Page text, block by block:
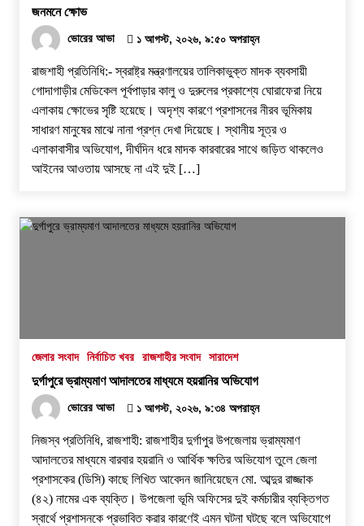
জনমনে ক্ষোভ
ভোরের আভা ১ আগস্ট, ২০২৬, ৯:৫০ অপরাহ্ন
রাজশাহী প্রতিনিধি:- স্বরাষ্ট্র মন্ত্রণালয়ের তালিকাভুক্ত মাদক ব্যবসায়ী
গোদাগাড়ীর মেডিকেল পূর্বপাড়ার কালু ও দুরুলের প্রকাশ্যে ঘোরাফেরা নিয়ে
এলাকায় ক্ষোভের সৃষ্টি হয়েছে। অদৃশ্য কারণে প্রশাসনের নীরব ভূমিকায়
সাধারণ মানুষের মাঝে নানা প্রশ্ন দেখা দিয়েছে। স্থানীয় সূত্র ও
এলাকাবাসীর অভিযোগ, দীর্ঘদিন ধরে মাদক কারবারের সাথে জড়িত থাকলেও
আইনের আওতায় আসছে না এই দুই […]
জেলার সংবাদ নির্বাচিত খবর রাজশাহীর সংবাদ সারাদেশ
দুর্গাপুরে ভ্রাম্যমাণ আদালতের মাধ্যমে হয়রানির অভিযোগ
ভোরের আভা ১ আগস্ট, ২০২৬, ৯:৩৪ অপরাহ্ন
নিজস্ব প্রতিনিধি, রাজশাহী: রাজশাহীর দুর্গাপুর উপজেলায় ভ্রাম্যমাণ
আদালতের মাধ্যমে বারবার হয়রানি ও আর্থিক ক্ষতির অভিযোগ তুলে জেলা
প্রশাসকের (ডিসি) কাছে লিখিত আবেদন জানিয়েছেন মো. আব্দুর রাজ্জাক
(৪২) নামের এক ব্যক্তি। উপজেলা ভূমি অফিসের দুই কর্মচারীর ব্যক্তিগত
স্বার্থে প্রশাসনকে প্রভাবিত করার কারণেই এমন ঘটনা ঘটছে বলে অভিযোগে